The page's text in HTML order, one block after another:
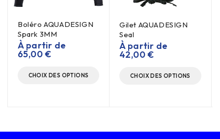
Boléro AQUADESIGN
Spark 3MM
À partir de
65,00€
CHOIX DES OPTIONS
Gilet AQUADESIGN
Seal
À partir de
42,00€
CHOIX DES OPTIONS